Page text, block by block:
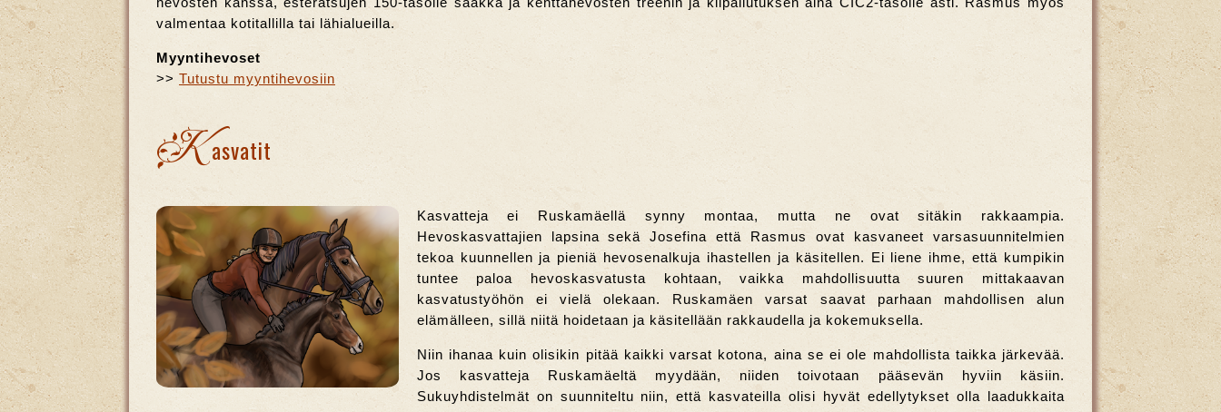
hevosten kanssa, esteratsujen 150-tasolle saakka ja kenttähevosten treenin ja kilpailutuksen aina CIC2-tasolle asti. Rasmus myös
valmentaa kotitallilla tai lähialueilla.
Myyntihevoset
>> Tutustu myyntihevosiin
K asvatit
Kasvatteja ei Ruskamäellä synny montaa, mutta ne ovat sitäkin rakkaampia.
Hevoskasvattajien lapsina sekä Josefina että Rasmus ovat kasvaneet varsasuunnitelmien
tekoa kuunnellen ja pieniä hevosenalkuja ihastellen ja käsitellen. Ei liene ihme, että kumpikin
tuntee paloa hevoskasvatusta kohtaan, vaikka mahdollisuutta suuren mittakaavan
kasvatustyöhön ei vielä olekaan. Ruskamäen varsat saavat parhaan mahdollisen alun
elämälleen, sillä niitä hoidetaan ja käsitellään rakkaudella ja kokemuksella.
Niin ihanaa kuin olisikin pitää kaikki varsat kotona, aina se ei ole mahdollista taikka järkevää.
Jos kasvatteja Ruskamäeltä myydään, niiden toivotaan pääsevän hyviin käsiin.
Sukuyhdistelmät on suunniteltu niin, että kasvateilla olisi hyvät edellytykset olla laadukkaita